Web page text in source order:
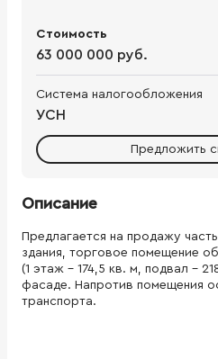
Стоимость
63 000 000 руб.
Система налогообложения
УСН
Предложить
Описание
Предлагается на продажу
здания, торговое помещение
(1 этаж - 174,5 кв. м, подвал -
фасаде. Напротив помещения
транспорта.